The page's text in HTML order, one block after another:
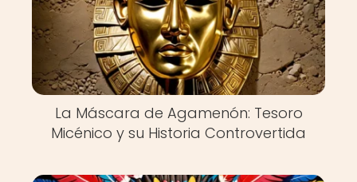
La Máscara de Agamenón: Tesoro
Micénico y su Historia Controvertida